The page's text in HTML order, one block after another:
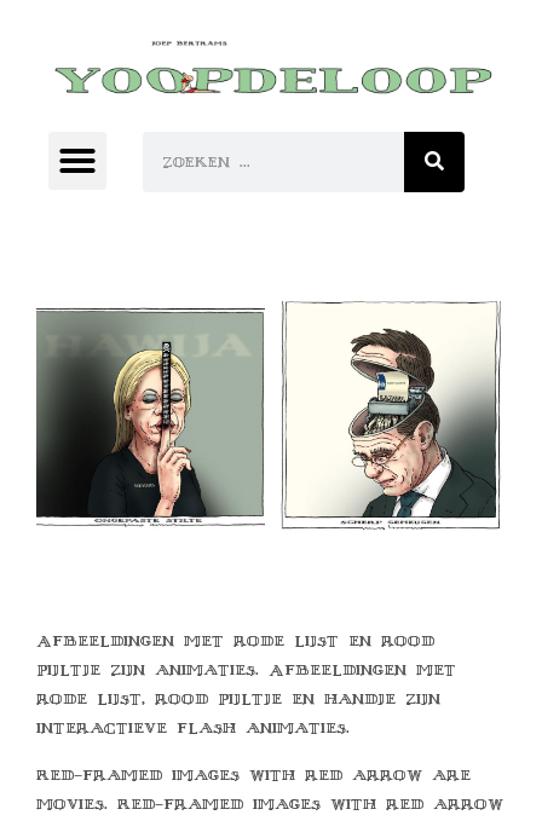
Afbeeldingen met rode lijst en rood
pijltje zijn animaties. Afbeeldingen met
rode lijst, rood pijltje en handje zijn
interactieve flash animaties.
Red-framed images with red arrow are
movies. Red-framed images with red arrow